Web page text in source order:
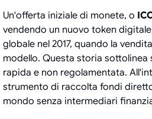
Un'offerta iniziale di monete, o
vendendo un nuovo token
globale nel 2017, quando la
modello. Questa storia sottolinea
rapida e non regolamentata.
strumento di raccolta fondi
mondo senza intermediari